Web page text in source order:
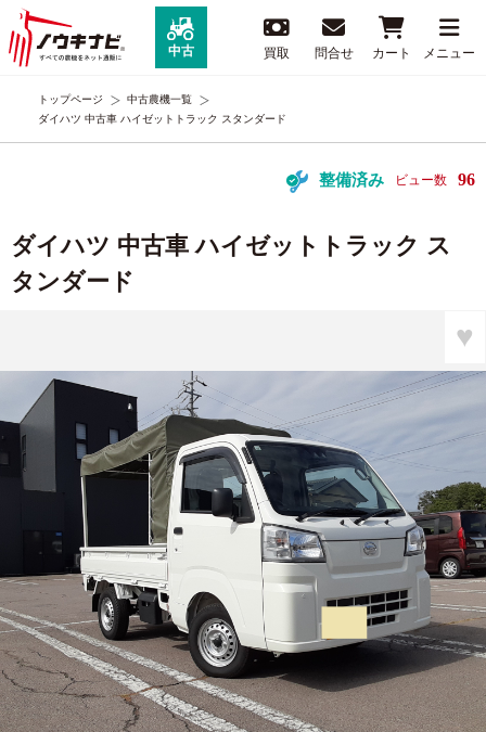
中古 買取 問合せ カート メニュー
トップページ
中古農機一覧
ダイハツ 中古車 ハイゼットトラック スタンダード
整備済み ビュー数 96
ダイハツ 中古車 ハイゼットトラック ス
タンダード
♥